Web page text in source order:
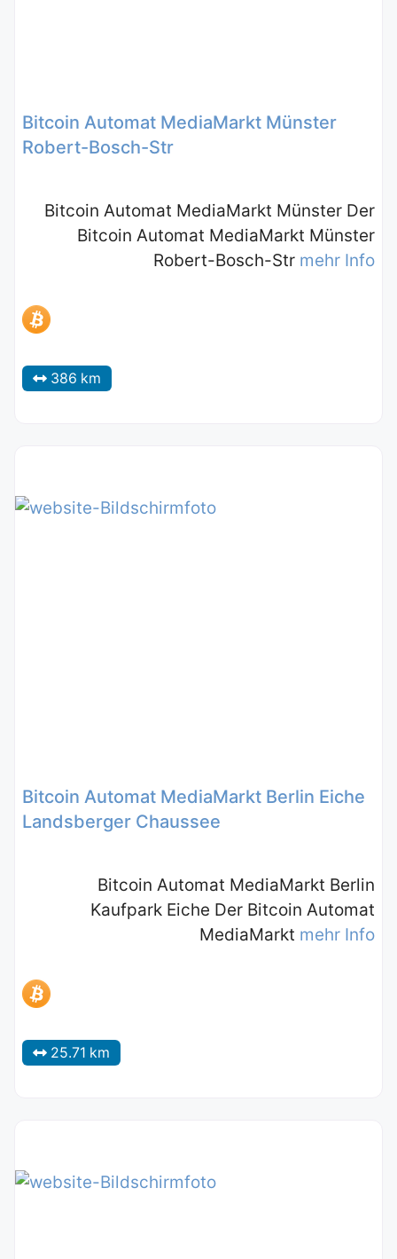
Bitcoin Automat MediaMarkt Münster
Robert-Bosch-Str
Bitcoin Automat MediaMarkt Münster Der
Bitcoin Automat MediaMarkt Münster
Robert-Bosch-Str mehr Info
386 km
Bitcoin Automat MediaMarkt Berlin Eiche
Landsberger Chaussee
Bitcoin Automat MediaMarkt Berlin
Kaufpark Eiche Der Bitcoin Automat
MediaMarkt mehr Info
25.71 km